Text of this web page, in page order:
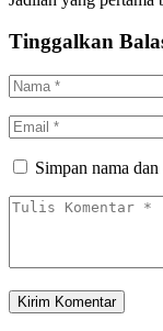
Tinggalkan
Simpan nama